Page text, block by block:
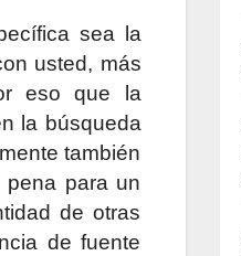
sea la
usted, más
eso que la
la búsqueda
también
para un
de otras
de fuente